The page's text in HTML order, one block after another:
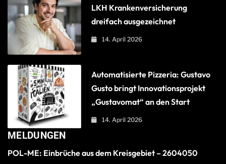
LKH Krankenversicherung
dreifach ausgezeichnet
14. April 2026
Automatisierte Pizzeria: Gustavo
Gusto bringt Innovationsprojekt
„Gustavomat“ an den Start
14. April 2026
MELDUNGEN
POL-ME: Einbrüche aus dem Kreisgebiet – 2604050